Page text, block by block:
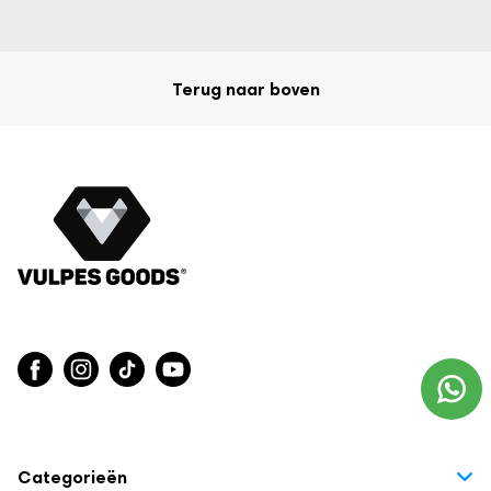
De oplaadbare waxinelichtjes zijn
gebruiken. Of je de kaarsen gebruikt voor een etentje, feestje,
in de badkamer, slaapkamer of woonkamer. Voor
gebruiken!
Terug naar boven
Categorieën